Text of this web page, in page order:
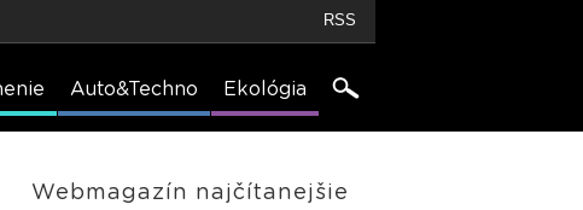
RSS
Auto&Techno Ekológia
Webmagazín najčítanejšie